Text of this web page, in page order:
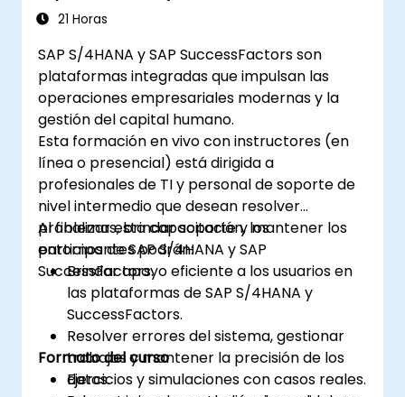
problemas
21 Horas
SAP S/4HANA y SAP SuccessFactors son
plataformas integradas que impulsan las
operaciones empresariales modernas y la
gestión del capital humano.
Esta formación en vivo con instructores (en
línea o presencial) está dirigida a
profesionales de TI y personal de soporte de
nivel intermedio que desean resolver
problemas, brindar soporte y mantener los
entornos de SAP S/4HANA y SAP
SuccessFactors.
Al finalizar esta capacitación, los
participantes podrán:
Brindar apoyo eficiente a los usuarios en
las plataformas de SAP S/4HANA y
SuccessFactors.
Resolver errores del sistema, gestionar
trabajos y mantener la precisión de los
datos.
Formato del curso
Ejercicios y simulaciones con casos reales.